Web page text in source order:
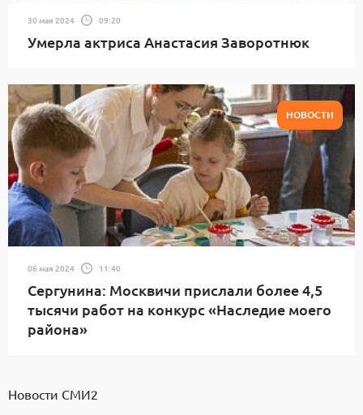
30 мая 2024 09:20
Умерла актриса Анастасия Заворотнюк
НОВОСТИ
06 мая 2024 11:40
Сергунина: Москвичи прислали более 4,5
тысячи работ на конкурс «Наследие моего
района»
Новости СМИ2